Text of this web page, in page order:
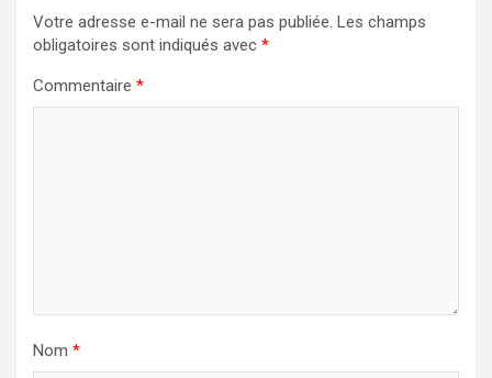
Votre adresse e-mail ne sera pas publiée. Les champs
obligatoires sont indiqués avec *
Commentaire *
Nom *